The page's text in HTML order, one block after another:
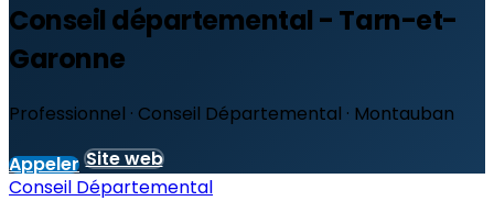
Conseil départemental - Tarn-et-
Garonne
Professionnel · Conseil Départemental · Montauban
Appeler Site web
Conseil Départemental